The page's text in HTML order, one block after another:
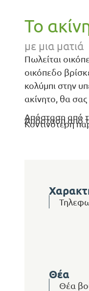
Το
με μια ματιά
Πωλείται
οικόπεδο
κολύμπι στην
ακίνητο, θα σας
Απόσταση από
Απόσταση από
Κοντινότερη
Θέα
Θέα